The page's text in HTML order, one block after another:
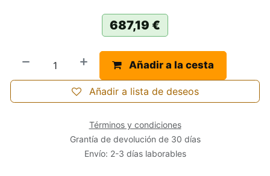
687,19 €
Añadir a la cesta
Añadir a lista de deseos
Términos y condiciones
Grantía de devolución de 30 días
Envío: 2-3 días laborables